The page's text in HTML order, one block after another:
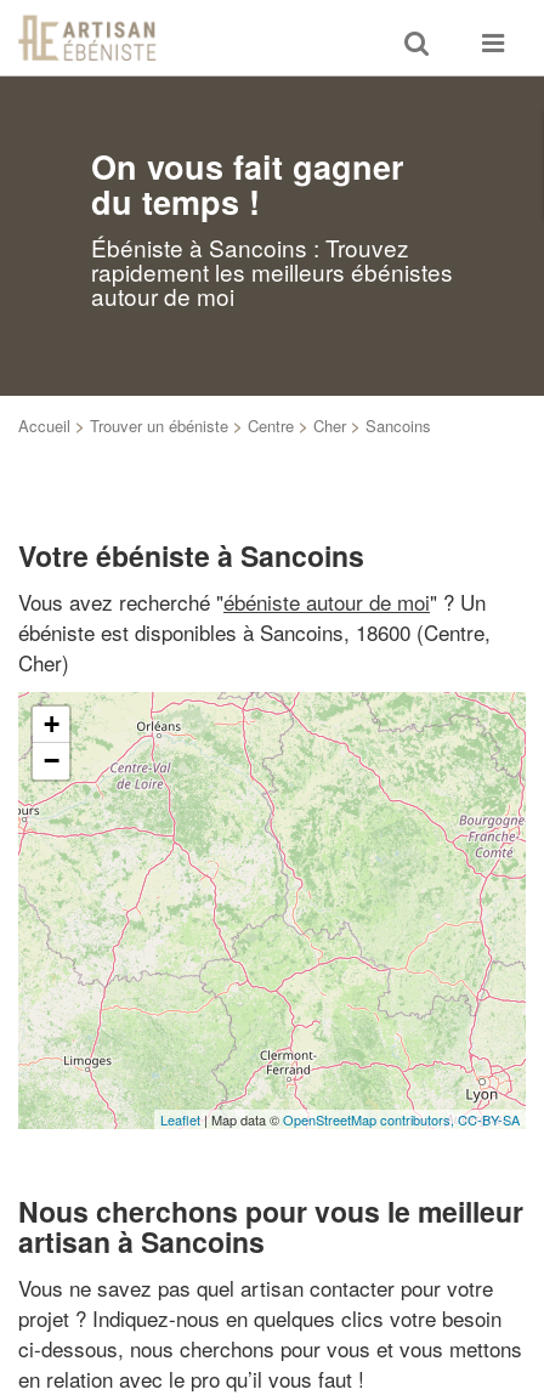
Toggle
search
Toggle
On vous fait gagner
du temps !
Ébéniste à Sancoins : Trouvez
rapidement les meilleurs ébénistes
autour de moi
Accueil > Trouver un ébéniste > Centre > Cher > Sancoins
Votre ébéniste à Sancoins
Vous avez recherché "ébéniste autour de moi" ? Un
ébéniste est disponibles à Sancoins, 18600 (Centre,
Cher)
+
−
Leaflet| Map data ©OpenStreetMap contributors,CC-BY-SA
Nous cherchons pour vous le meilleur
artisan à Sancoins
Vous ne savez pas quel artisan contacter pour votre
projet ? Indiquez-nous en quelques clics votre besoin
ci-dessous, nous cherchons pour vous et vous mettons
en relation avec le pro qu’il vous faut !